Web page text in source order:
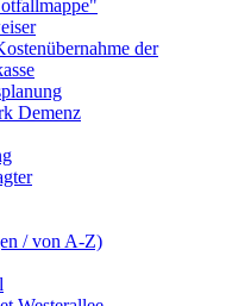
der
Demenz
/ von A-Z)